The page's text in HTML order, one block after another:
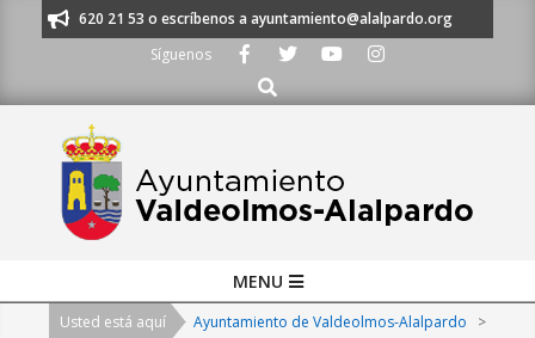
al 91 620 21 53 o escríbenos a ayuntamiento@alalpardo.org
Síguenos
Buscar
Navigation
MENU
Usted está aquí Ayuntamiento de Valdeolmos-Alalpardo
>